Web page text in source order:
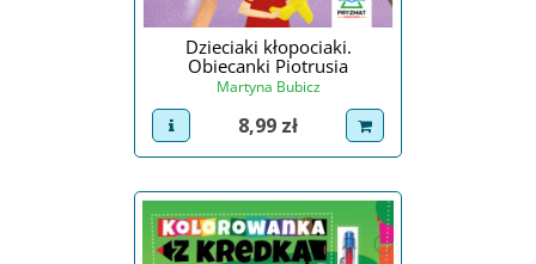
Dzieciaki kłopociaki.
Obiecanki Piotrusia
Martyna Bubicz
view product
Cena
8,99 zł dodaj do koszyka